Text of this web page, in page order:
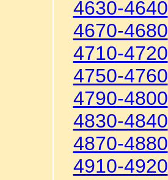
4630-4640
4670-4680
4710-4720
4750-4760
4790-4800
4830-4840
4870-4880
4910-4920